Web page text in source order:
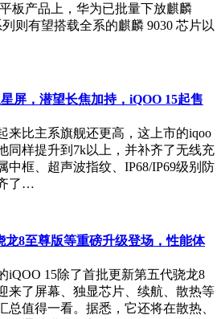
板产品上，华为已批量下放麒麟
则有望搭载全系的麒麟 9030 芯片以
屏，潜望长焦加持，iQOO 15起售
来比主系旗舰还更高，这上市的iqoo
同样提升到7k以上，并补齐了无线充
中框、超声波指纹、IP68/IP69级别防
了…
龙8至尊版等重磅升级登场，性能体
iQOO 15除了首批更新第五代骁龙8
来了屏幕、独显芯片、续航、散热等
总值得一看。据悉，它还将在散热、